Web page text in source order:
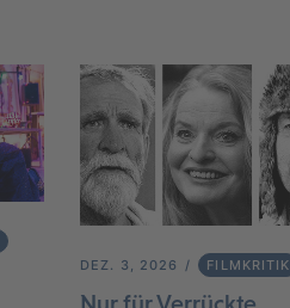
DEZ. 3, 2026 FILMKRITIK